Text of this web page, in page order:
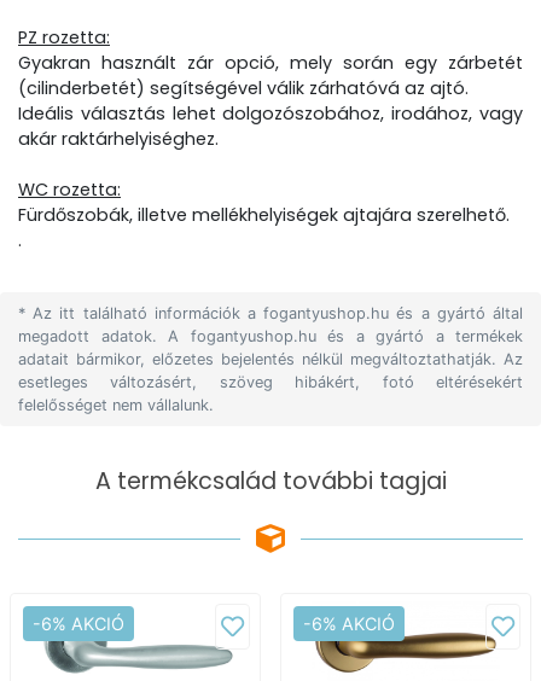
PZ rozetta:
Gyakran használt zár opció, mely során egy zárbetét
(cilinderbetét) segítségével válik zárhatóvá az ajtó.
Ideális választás lehet dolgozószobához, irodához, vagy
akár raktárhelyiséghez.
WC rozetta:
Fürdőszobák, illetve mellékhelyiségek ajtajára szerelhető.
.
* Az itt található információk a fogantyushop.hu és a gyártó által
megadott adatok. A fogantyushop.hu és a gyártó a termékek
adatait bármikor, előzetes bejelentés nélkül megváltoztathatják. Az
esetleges változásért, szöveg hibákért, fotó eltérésekért
felelősséget nem vállalunk.
A termékcsalád további tagjai
-6% AKCIÓ -6% AKCIÓ